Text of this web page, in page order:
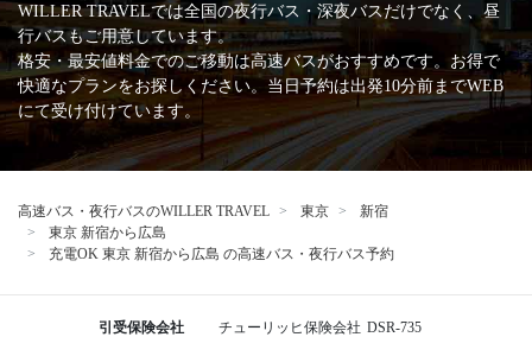
WILLER TRAVELでは全国の夜行バス・深夜バスだけでなく、昼
行バスもご用意しています。
格安・最安値料金でのご移動は高速バスがおすすめです。お得で
快適なプランをお探しください。当日予約は出発10分前までWEB
にて受け付けています。
高速バス・夜行バスのWILLER TRAVEL 東京
新宿
東京 新宿から広島
充電OK 東京 新宿から広島 の高速バス・夜行バス予約
引受保険会社 チューリッヒ保険会社 DSR-735